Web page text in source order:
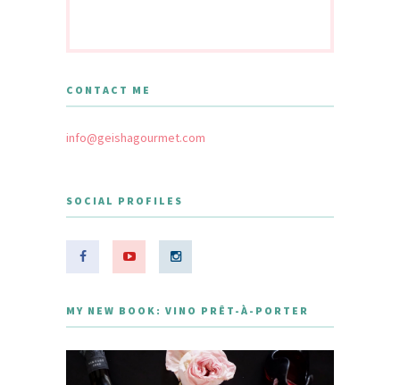
CONTACT ME
info@geishagourmet.com
SOCIAL PROFILES
MY NEW BOOK: VINO PRÊT-À-PORTER